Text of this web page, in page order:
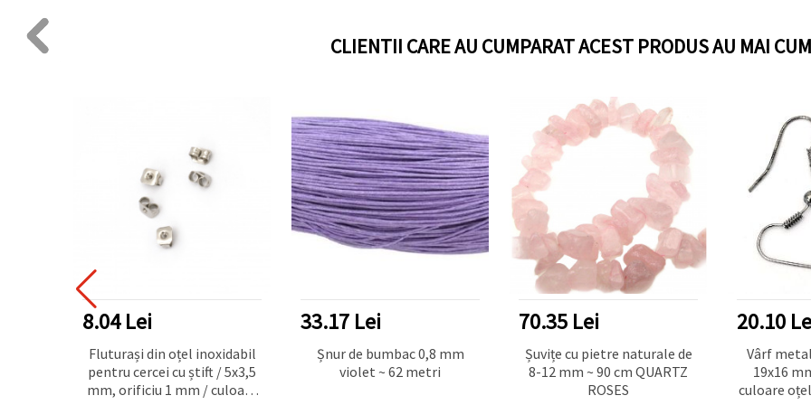
CLIENTII CARE AU CUMPARAT ACEST PRODUS AU MAI
33.17 Lei
Șnur de bumbac 0,8 mm
violet ~ 62 metri
70.35 Lei
Șuvițe cu pietre naturale de
8-12 mm ~ 90 cm QUARTZ
20.10 Lei
Vârf metalic pentru cercei
19x16 mm, gaură 2 mm,
culoare oțel inoxidabil închis
50.25
Șirag de
piatră
naturală